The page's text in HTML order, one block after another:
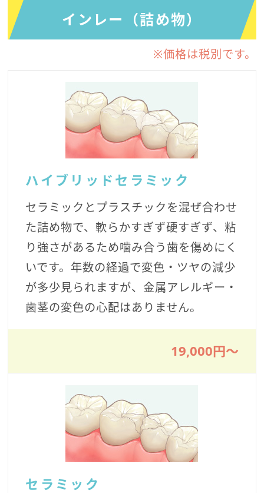
インレー（詰め物）
※価格は税別です。
ハイブリッドセラミック
セラミックとプラスチックを混ぜ合わせ
た詰め物で、軟らかすぎず硬すぎず、粘
り強さがあるため噛み合う歯を傷めにく
いです。年数の経過で変色・ツヤの減少
が多少見られますが、金属アレルギー・
歯茎の変色の心配はありません。
19,000円〜
セラミック